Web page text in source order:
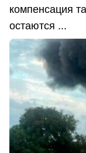
компенсация
остаются ...